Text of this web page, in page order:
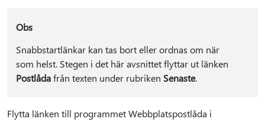
Obs
Snabbstartlänkar kan tas bort eller ordnas om när
som helst. Stegen i det här avsnittet flyttar ut länken
Postlådafrån texten under rubriken Senaste.
Flytta länken till programmet Webbplatspostlåda i